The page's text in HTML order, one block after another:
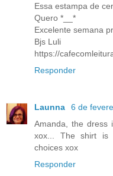
Essa estampa de
Quero *__*
Excelente semana
Bjs Luli
https://
Responder
Launna
6 de
Amanda, the dress
xox... The shirt is
choices xox
Responder